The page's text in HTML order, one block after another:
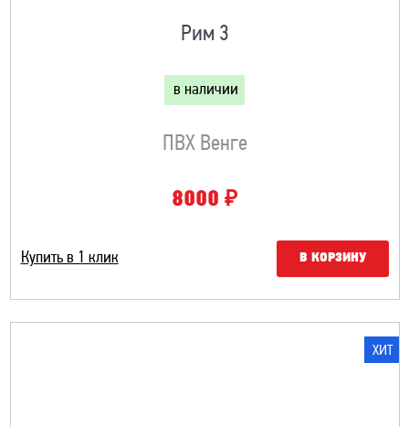
Рим 3
в наличии
ПВХ Венге
8000 ₽
Купить в 1 клик В КОРЗИНУ
ХИТ